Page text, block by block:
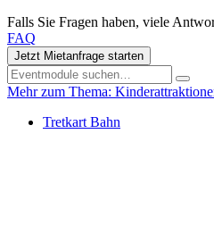
Falls Sie Fragen haben, viele
FAQ
Jetzt Mietanfrage starten
Mehr zum Thema:
Tretkart Bahn